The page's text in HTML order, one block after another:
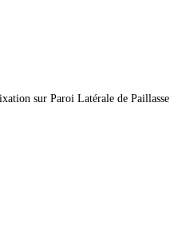
sur Paroi Latérale de Paillasse